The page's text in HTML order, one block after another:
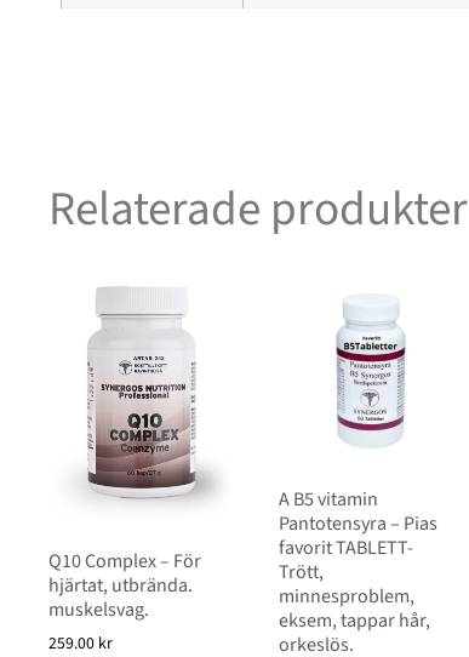
Relaterade produkter
Q10 Complex – För
hjärtat, utbrända.
muskelsvag.
259.00 kr
A B5 vitamin
Pantotensyra – Pias
favorit TABLETT-
Trött,
minnesproblem,
eksem, tappar hår,
orkeslös.